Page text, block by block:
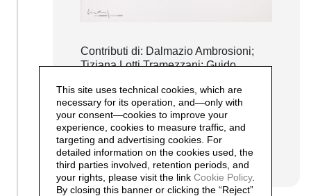
Contributi di: Dalmazio Ambrosioni;
Tiziana Lotti Tramezzani; Guido
Robertson B Käppeli.
Italiano e Tedesco
90 pagine
Costo: 35.-
continue…
This site uses technical cookies, which are
necessary for its operation, and—only with
your consent—cookies to improve your
experience, cookies to measure traffic, and
targeting and advertising cookies. For
detailed information on the cookies used, the
third parties involved, retention periods, and
your rights, please visit the link Cookie Policy.
By closing this banner or clicking the “Reject”